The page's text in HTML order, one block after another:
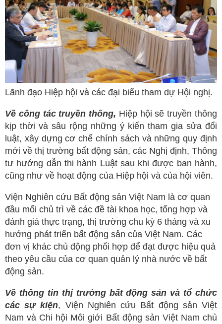
Lãnh đạo Hiệp hội và các đại biểu tham dự Hội nghị.
Về công tác truyền thông, Hiệp hội sẽ truyền thông
kịp thời và sâu rộng những ý kiến tham gia sửa đổi
luật, xây dựng cơ chế chính sách và những quy định
mới về thị trường bất động sản, các Nghị định, Thông
tư hướng dẫn thi hành Luật sau khi được ban hành,
cũng như về hoạt động của Hiệp hội và của hội viên.
Viện Nghiên cứu Bất động sản Việt Nam là cơ quan
đầu mối chủ trì về các đề tài khoa học, tổng hợp và
đánh giá thực trạng, thị trường chu kỳ 6 tháng và xu
hướng phát triển bất động sản của Việt Nam. Các
đơn vị khác chủ động phối hợp để đạt được hiệu quả
theo yêu cầu của cơ quan quản lý nhà nước về bất
động sản.
Về thông tin thị trường bất động sản và tổ chức
các sự kiện, Viện Nghiên cứu Bất động sản Việt
Nam và Chi hội Môi giới Bất động sản Việt Nam chủ